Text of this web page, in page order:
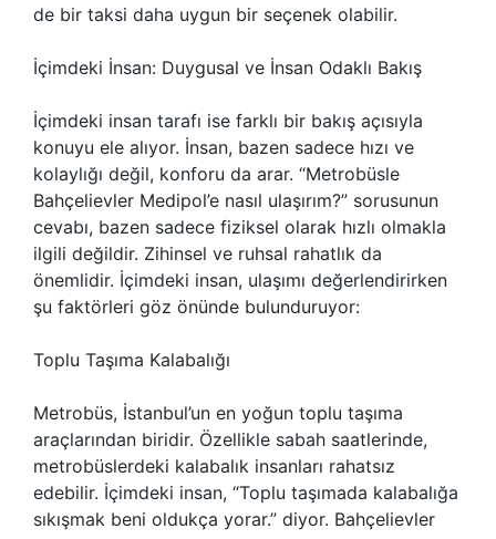
de bir taksi daha uygun bir seçenek olabilir.
İçimdeki İnsan: Duygusal ve İnsan Odaklı Bakış
İçimdeki insan tarafı ise farklı bir bakış açısıyla
konuyu ele alıyor. İnsan, bazen sadece hızı ve
kolaylığı değil, konforu da arar. “Metrobüsle
Bahçelievler Medipol’e nasıl ulaşırım?” sorusunun
cevabı, bazen sadece fiziksel olarak hızlı olmakla
ilgili değildir. Zihinsel ve ruhsal rahatlık da
önemlidir. İçimdeki insan, ulaşımı değerlendirirken
şu faktörleri göz önünde bulunduruyor:
Toplu Taşıma Kalabalığı
Metrobüs, İstanbul’un en yoğun toplu taşıma
araçlarından biridir. Özellikle sabah saatlerinde,
metrobüslerdeki kalabalık insanları rahatsız
edebilir. İçimdeki insan, “Toplu taşımada kalabalığa
sıkışmak beni oldukça yorar.” diyor. Bahçelievler